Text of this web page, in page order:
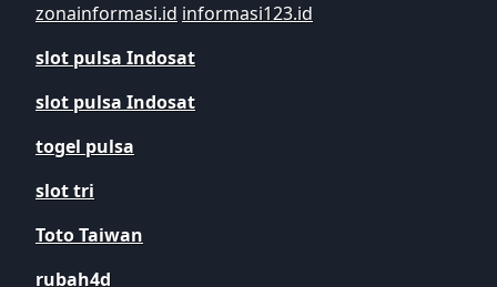
zonainformasi.id informasi123.id
slot pulsa Indosat
slot pulsa Indosat
togel pulsa
slot tri
Toto Taiwan
rubah4d